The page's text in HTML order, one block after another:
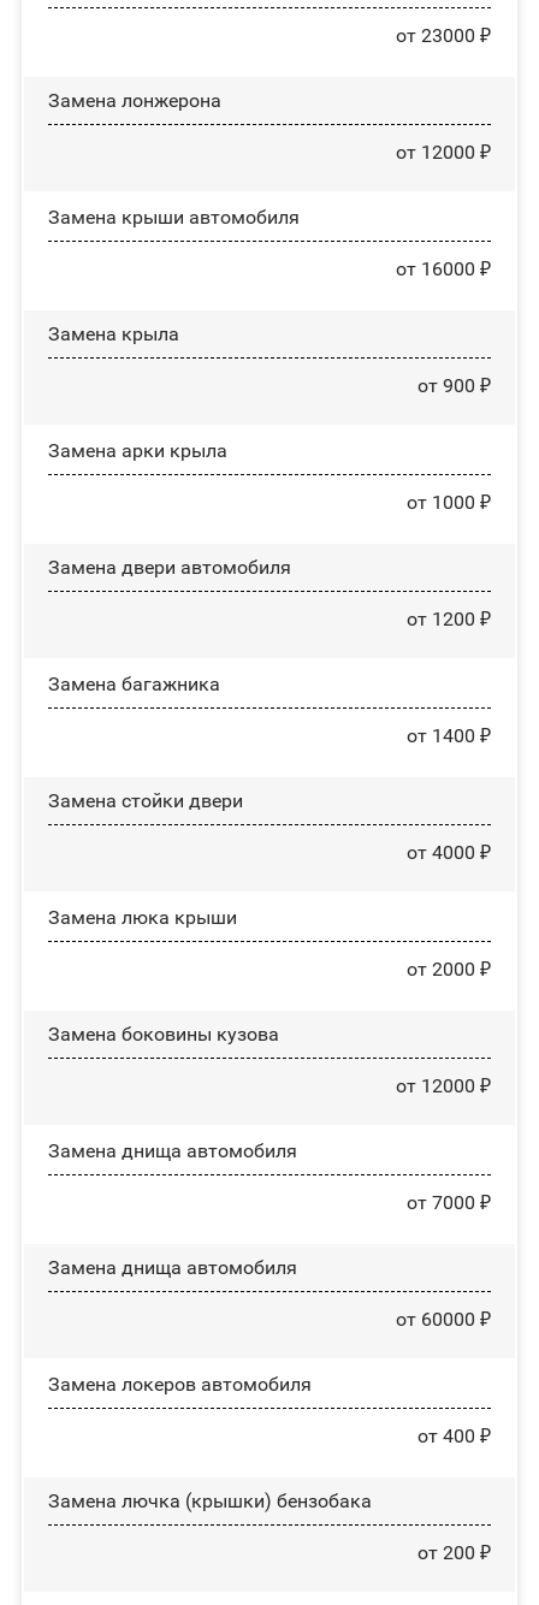
от 23000 ₽
Замена лонжерона
от 12000 ₽
Замена крыши автомобиля
от 16000 ₽
Замена крыла
от 900 ₽
Замена арки крыла
от 1000 ₽
Замена двери автомобиля
от 1200 ₽
Замена багажника
от 1400 ₽
Зaмeнa cтoйĸи двepи
от 4000 ₽
Зaмeнa люĸa ĸpыши
от 2000 ₽
Замена боковины кузова
от 12000 ₽
Замена днища автомобиля
от 7000 ₽
Замена днища автомобиля
от 60000 ₽
Замена лoĸepoв автомобиля
от 400 ₽
Замена лючка (крышки) бензобака
от 200 ₽